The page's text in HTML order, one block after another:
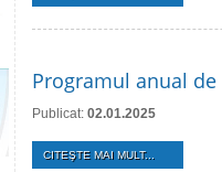
Programul anual
Publicat: 02.01.2025
CITEŞTE MAI MULT...